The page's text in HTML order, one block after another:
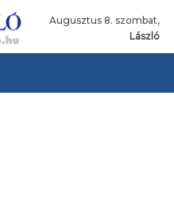
Augusztus 8. szombat,
László